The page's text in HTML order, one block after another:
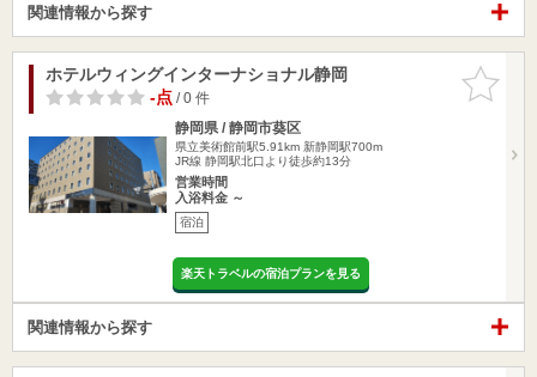
関連情報から探す
お気に入
りに追加
ホテルウィングインターナショナル静岡
-点/ 0 件
静岡県 / 静岡市葵区
県立美術館前駅5.91km 新静岡駅700m
JR線 静岡駅北口より徒歩約13分
営業時間
入浴料金 ～
宿泊
楽天トラベルの宿泊プランを見る
関連情報から探す